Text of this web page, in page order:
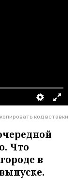
код вставки
Что
в